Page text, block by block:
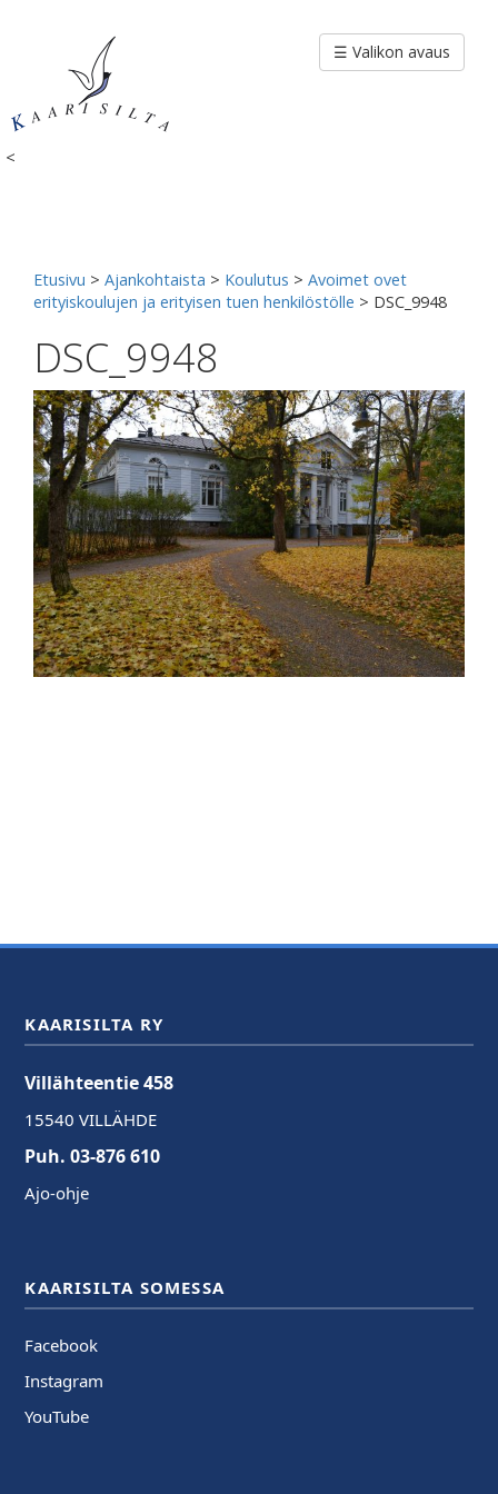
<
☰ Valikon avaus
Etusivu > Ajankohtaista > Koulutus > Avoimet ovet
erityiskoulujen ja erityisen tuen henkilöstölle > DSC_9948
DSC_9948
KAARISILTA RY
Villähteentie 458
15540 VILLÄHDE
Puh. 03-876 610
Ajo-ohje
KAARISILTA SOMESSA
Facebook
Instagram
YouTube